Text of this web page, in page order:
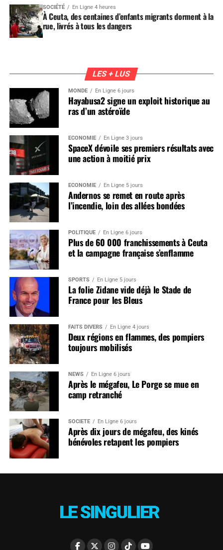
SOCIÉTÉ En Ligne 4 heures
À Ceuta, des centaines d’enfants migrants dorment à la
rue, livrés à tous les dangers
LES + LUS
MONDE En Ligne 6 jours
Hayabusa2 signe un exploit historique au
ras d’un astéroïde
ÉCONOMIE En Ligne 3 jours
SpaceX dévoile ses premiers résultats avec
une action à moitié prix
ÉCONOMIE En Ligne 5 jours
Andernos se remet en route après
l’incendie, loin des allées bondées
POLITIQUE En Ligne 6 jours
Plus de 60 000 franchissements à Ceuta
et la campagne française s’enflamme
SPORTS En Ligne 5 jours
La folie Zidane vide déjà le Stade de
France pour les Bleus
FAITS DIVERS En Ligne 4 jours
Deux régions en flammes, des pompiers
toujours mobilisés
NEWS En Ligne 6 jours
Après le mégafeu, Le Porge se mue en
camp retranché
SOCIÉTÉ En Ligne 6 jours
Après dix jours de mégafeu, des kinés
bénévoles retapent les pompiers